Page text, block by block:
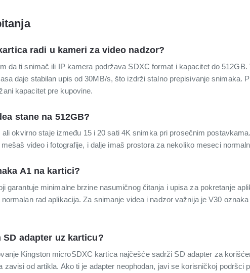
radi u kameri za video nadzor?
da ti snimač ili IP kamera podržava SDXC format i kapacitet do
daje stabilan upis od 30MB/s, što izdrži stalno prepisivanje snimaka.
kapacitet pre kupovine.
stane na 512GB?
ali okvirno staje između 15 i 20 sati 4K snimka pri prosečnim
video i fotografije, i dalje imaš prostora za nekoliko meseci
A1 na kartici?
garantuje minimalne brzine nasumičnog čitanja i upisa za pokretanje
rad aplikacija. Za snimanje videa i nadzor važnija je V30
SD adapter uz karticu?
Kingston microSDXC kartica najčešće sadrži SD adapter za
zavisi od artikla. Ako ti je adapter neophodan, javi se korisničkoj podršci